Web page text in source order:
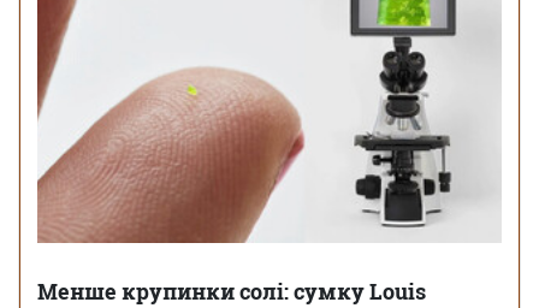
Менше крупинки солі: сумку Louis